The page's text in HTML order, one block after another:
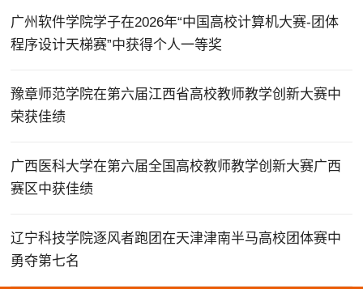
广州软件学院学子在2026年“中国高校计算机大赛-团体
程序设计天梯赛”中获得个人一等奖
豫章师范学院在第六届江西省高校教师教学创新大赛中
荣获佳绩
广西医科大学在第六届全国高校教师教学创新大赛广西
赛区中获佳绩
辽宁科技学院逐风者跑团在天津津南半马高校团体赛中
勇夺第七名